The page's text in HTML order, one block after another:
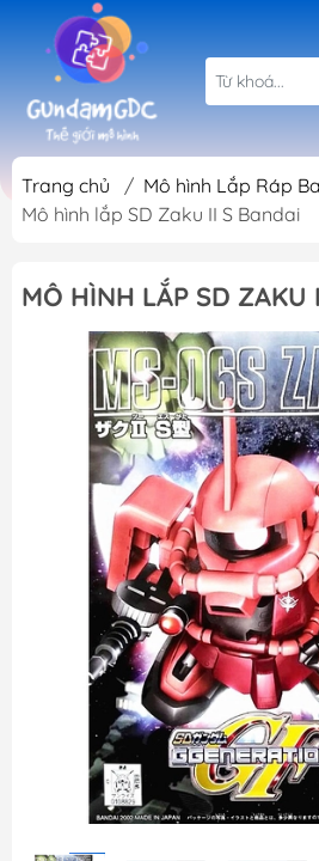
Trang chủ / Mô hình Lắp Ráp
Mô hình lắp SD Zaku II S Bandai
MÔ HÌNH LẮP SD ZAKU